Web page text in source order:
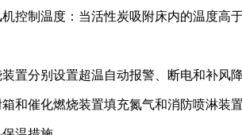
控制温度：当活性炭吸附床内的温度高
置分别设置超温自动报警、断电和补风降
和催化燃烧装置填充氮气和消防喷淋装